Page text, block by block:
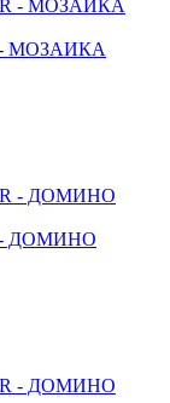
- МОЗАИКА
- ДОМИНО